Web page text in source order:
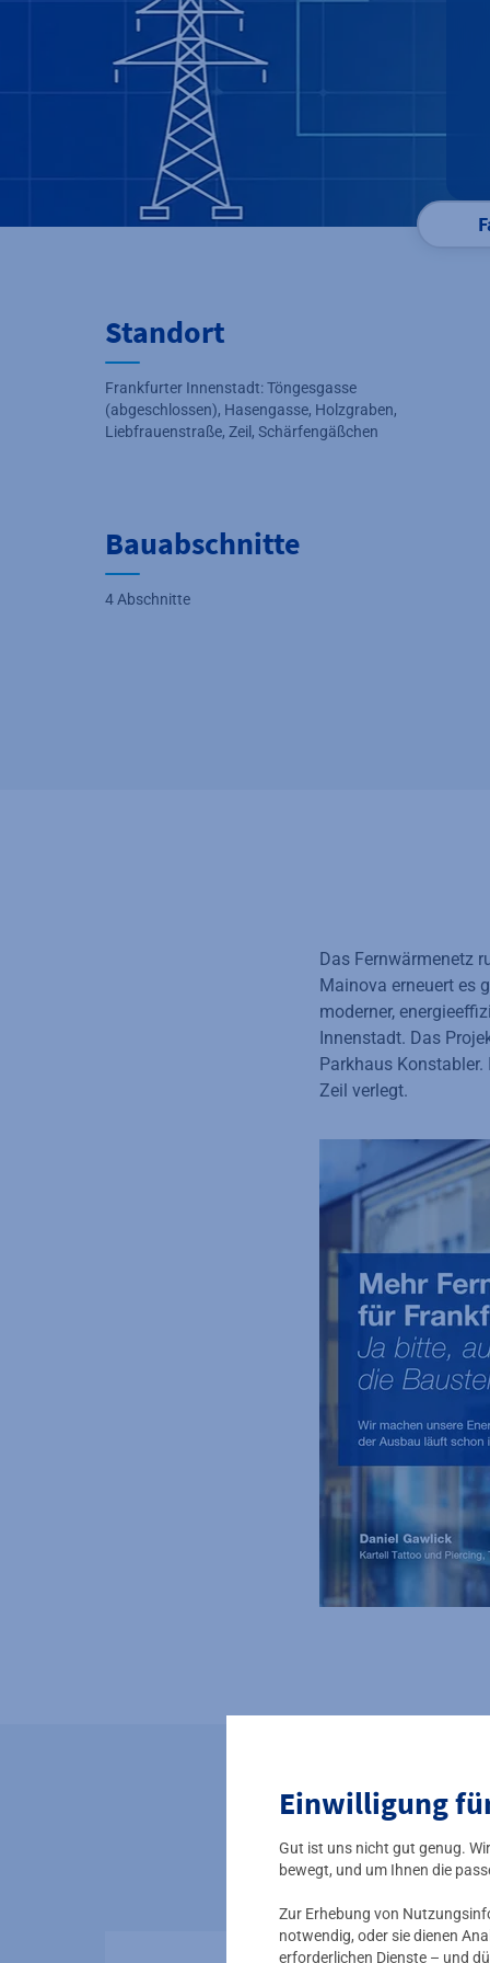
Einwilligung
Gut ist uns nicht gut genug.
bewegt, und um Ihnen die
Zur Erhebung von
notwendig, oder sie dienen
erforderlichen Dienste – und
Standort
Frankfurter Innenstadt: Töngesgasse
(abgeschlossen), Hasengasse, Holzgraben,
Liebfrauenstraße, Zeil, Schärfengäßchen
Bauabschnitte
4 Abschnitte
Das Fernwärmenetz
Mainova erneuert es
moderner,
Innenstadt. Das
Parkhaus
Zeil verlegt.